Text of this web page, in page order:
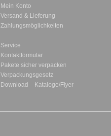
Mein Konto
Versand & Lieferung
Zahlungsmöglichkeiten
Service
Kontaktformular
Pakete sicher verpacken
Verpackungsgesetz
Download – Kataloge/Flyer